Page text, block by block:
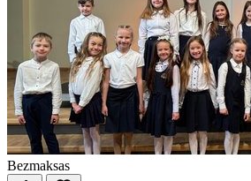
Bezmaksas